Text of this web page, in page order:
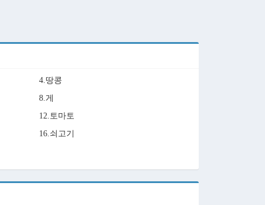
4.땅콩
8.게
12.토마토
16.쇠고기